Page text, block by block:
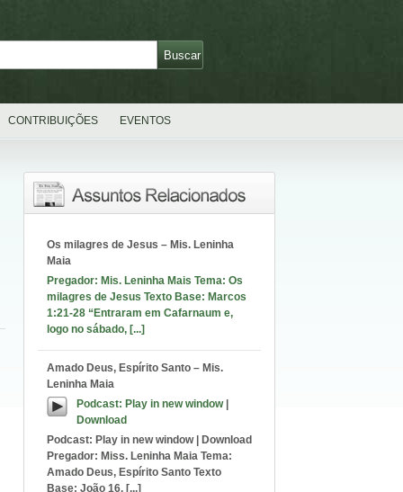
CONTRIBUIÇÕES EVENTOS
Os milagres de Jesus – Mis. Leninha
Maia
Pregador: Mis. Leninha Mais Tema: Os
milagres de Jesus Texto Base: Marcos
1:21-28 “Entraram em Cafarnaum e,
logo no sábado, [...]
Amado Deus, Espírito Santo – Mis.
Leninha Maia
Podcast: Play in new window|
Download
Podcast: Play in new window | Download
Pregador: Miss. Leninha Maia Tema:
Amado Deus, Espírito Santo Texto
Base: João 16. [...]